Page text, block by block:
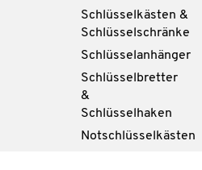
Schlüsselkästen &
Schlüsselschränke
Schlüsselanhänger
Schlüsselbretter
&
Schlüsselhaken
Notschlüsselkästen